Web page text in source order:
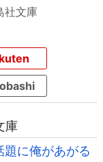
社文庫
庫
に俺があがる